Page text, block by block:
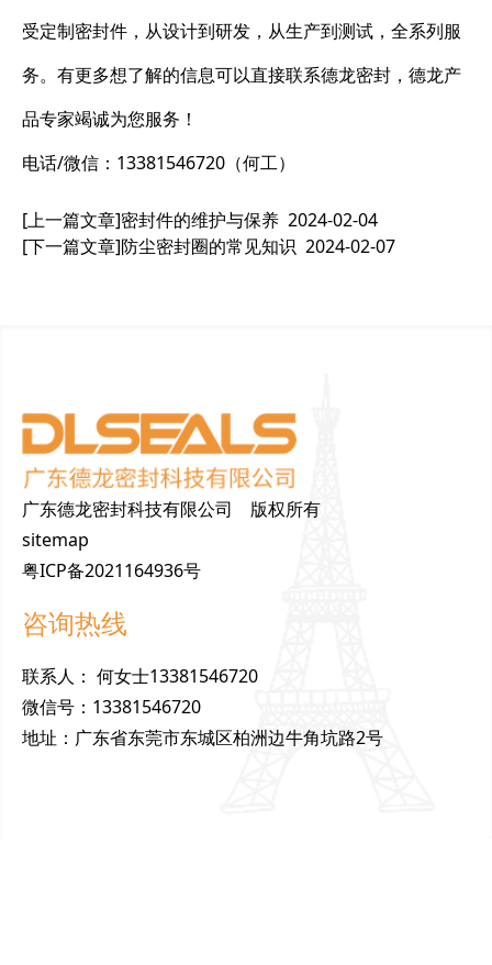
受定制密封件，从设计到研发，从生产到测试，全系列服
务。有更多想了解的信息可以直接联系德龙密封，德龙产
品专家竭诚为您服务！
电话/微信：13381546720（何工）
[上一篇文章]密封件的维护与保养 2024-02-04
[下一篇文章]防尘密封圈的常见知识 2024-02-07
广东德龙密封科技有限公司 版权所有
sitemap
粤ICP备2021164936号
咨询热线
联系人 ： 何女士13381546720
微信号 ： 13381546720
地址 ： 广东省东莞市东城区柏洲边牛角坑路2号